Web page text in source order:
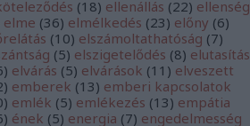
(18) ellenállás (22) ellenség
elme (36) elmélkedés (23) előny (6)
(10) elszámoltathatóság (7)
(5) elszigetelődés (8) elutasítás
) elvárás (5) elvárások (11 ) elveszett
) emberek (13) emberi kapcsolatok
) emlék (5) emlékezés (13) empátia
) ének (5) energia (7) engedelmesség